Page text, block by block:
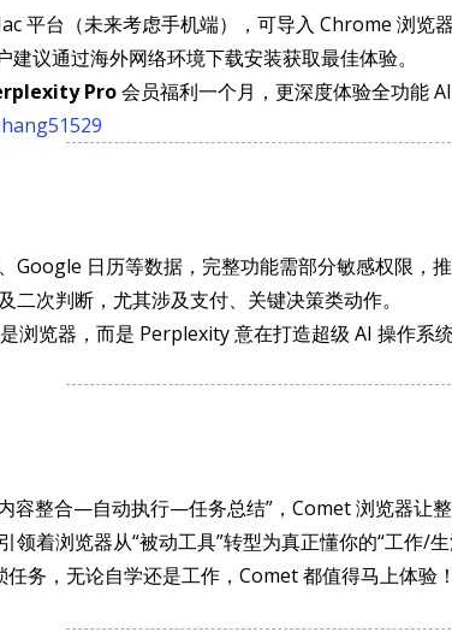
平台（未来考虑手机端），可导入 Chrome 浏览器
议通过海外网络环境下载安装获取最佳体验。
Pro会员福利一个月，更深度体验全功能
Google 日历等数据，完整功能需部分敏感权限，推
二次判断，尤其涉及支付、关键决策类动作。
浏览器，而是 Perplexity 意在打造超级 AI 操作系
整合—自动执行—任务总结”，Comet 浏览器让
领着浏览器从“被动工具”转型为真正懂你的“工作/
务，无论自学还是工作，Comet 都值得马上体验！